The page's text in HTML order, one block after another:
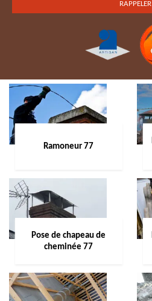
Ramoneur 77
Pose de chapeau de
cheminée 77